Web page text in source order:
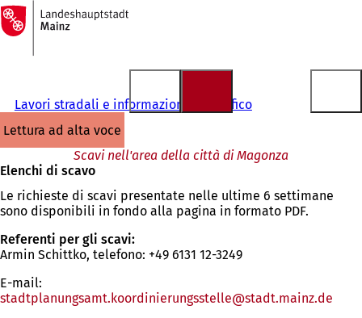
Vai al contenuto
Alla
pagina
iniziale
Lavori stradali e informazioni sul traffico
lettura ad alta voce
Scavi nell'area della città di Magonza
Elenchi di scavo
Le richieste di scavi presentate nelle ultime 6 settimane
sono disponibili in fondo alla pagina in formato PDF.
Referenti per gli scavi:
Armin Schittko, telefono: +49 6131 12-3249
E-mail:
stadtplanungsamt.koordinierungsstelle
stadt.mainz de